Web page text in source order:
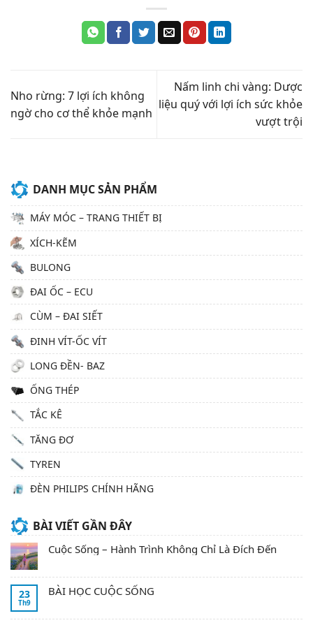
Nho rừng: 7 lợi ích không
ngờ cho cơ thể khỏe mạnh
Nấm linh chi vàng: Dược
liệu quý với lợi ích sức khỏe
vượt trội
DANH MỤC SẢN PHẨM
MÁY MÓC – TRANG THIẾT BỊ
XÍCH-KẼM
BULONG
ĐAI ỐC – ECU
CÙM – ĐAI SIẾT
ĐINH VÍT-ỐC VÍT
LONG ĐỀN- BAZ
ỐNG THÉP
TẮC KÊ
TĂNG ĐƠ
TYREN
ĐÈN PHILIPS CHÍNH HÃNG
BÀI VIẾT GẦN ĐÂY
Cuộc Sống – Hành Trình Không Chỉ Là Đích Đến
23
Th9
BÀI HỌC CUỘC SỐNG